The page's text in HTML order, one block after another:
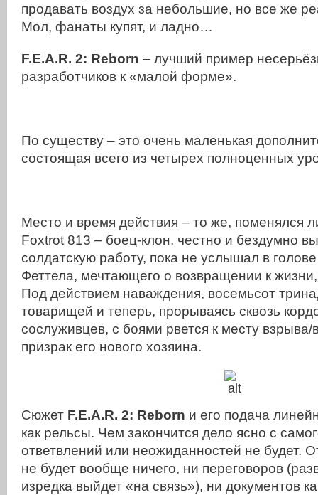
продавать воздух за небольшие, но все же
Мол, фанаты купят, и ладно…
F.E.A.R. 2: Reborn – лучший пример
разработчиков к «малой форме».
По существу – это очень маленькая
состоящая всего из четырех полноценных
Место и время действия – то же, поменялся
Foxtrot 813 – боец-клон, честно и бездумно
солдатскую работу, пока не услышал в
Феттела, мечтающего о возвращении к
Под действием наваждения, восемьсот
товарищей и теперь, прорываясь сквозь
сослуживцев, с боями рвется к месту
призрак его нового хозяина.
Сюжет F.E.A.R. 2: Reborn и его подача
как рельсы. Чем закончится дело ясно с
ответвлений или неожиданностей не будет.
не будет вообще ничего, ни переговоров
изредка выйдет «на связь»), ни документов